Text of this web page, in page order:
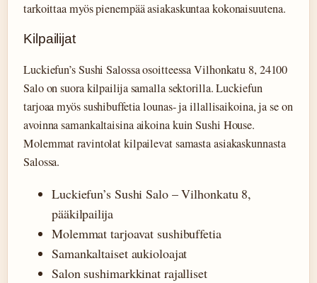
tarkoittaa myös pienempää asiakaskuntaa kokonaisuutena.
Kilpailijat
Luckiefun’s Sushi Salossa osoitteessa Vilhonkatu 8, 24100
Salo on suora kilpailija samalla sektorilla. Luckiefun
tarjoaa myös sushibuffetia lounas- ja illallisaikoina, ja se on
avoinna samankaltaisina aikoina kuin Sushi House.
Molemmat ravintolat kilpailevat samasta asiakaskunnasta
Salossa.
Luckiefun’s Sushi Salo – Vilhonkatu 8,
pääkilpailija
Molemmat tarjoavat sushibuffetia
Samankaltaiset aukioloajat
Salon sushimarkkinat rajalliset